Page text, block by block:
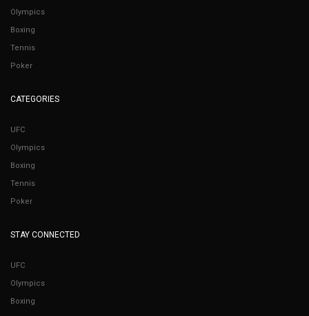
Olympics
Boxing
Tennis
Poker
CATEGORIES
UFC
Olympics
Boxing
Tennis
Poker
STAY CONNECTED
UFC
Olympics
Boxing